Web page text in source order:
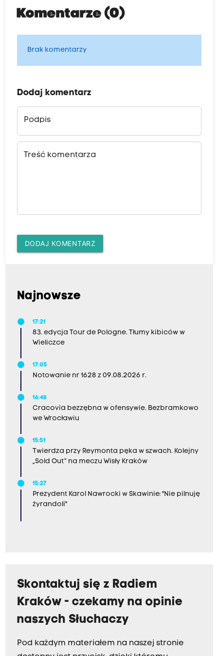
Komentarze (0)
Brak komentarzy
Dodaj komentarz
Podpis
Treść komentarza
DODAJ KOMENTARZ
Najnowsze
17:21
83. edycja Tour de Pologne. Tłumy kibiców w
Wieliczce
17:05
Notowanie nr 1628 z 09.08.2026 r.
16:48
Cracovia bezzębna w ofensywie. Bezbramkowo
we Wrocławiu
15:51
Twierdza przy Reymonta pęka w szwach. Kolejny
„Sold Out” na meczu Wisły Kraków
15:27
Prezydent Karol Nawrocki w Skawinie: "Nie pilnuję
żyrandoli"
Skontaktuj się z Radiem
Kraków - czekamy na opinie
naszych Słuchaczy
Pod każdym materiałem na naszej stronie